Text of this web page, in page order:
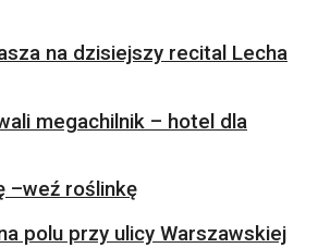
na dzisiejszy recital Lecha
megachilnik – hotel dla
–weź roślinkę
polu przy ulicy Warszawskiej